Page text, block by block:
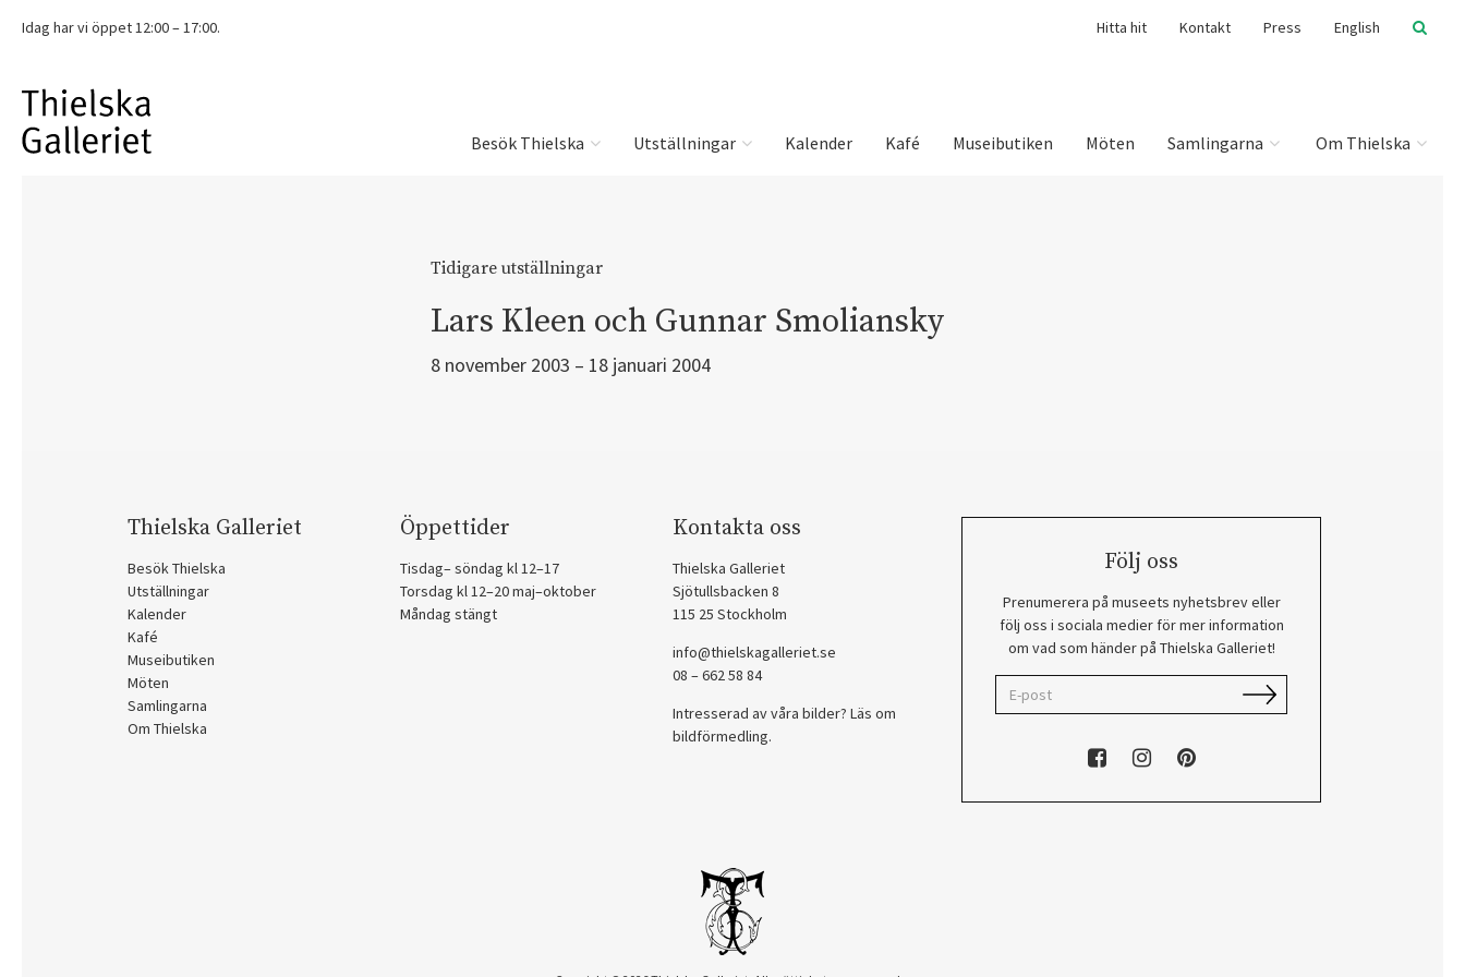
Idag har vi öppet 12:00 – 17:00. Hitta hit Kontakt Press English
Besök Thielska Utställningar Kalender Kafé Museibutiken Möten Samlingarna Om Thielska
Tidigare utställningar
Lars Kleen och Gunnar Smoliansky
8 november 2003 – 18 januari 2004
Thielska Galleriet
Besök Thielska
Utställningar
Kalender
Kafé
Museibutiken
Möten
Samlingarna
Om Thielska
Öppettider
Tisdag– söndag kl 12–17
Torsdag kl 12–20 maj–oktober
Måndag stängt
Kontakta oss
Thielska Galleriet
Sjötullsbacken 8
115 25 Stockholm
info@thielskagalleriet.se
08 – 662 58 84
Intresserad av våra bilder? Läs om
bildförmedling.
Följ oss
Prenumerera på museets nyhetsbrev eller
följ oss i sociala medier för mer information
om vad som händer på Thielska Galleriet!